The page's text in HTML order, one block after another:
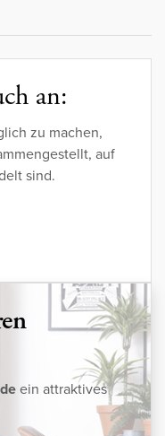
an:
zu machen,
auf
sind.
ein attraktives